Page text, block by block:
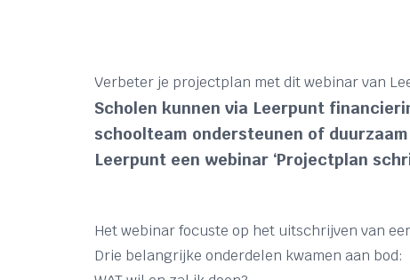
Verbeter je projectplan met dit webinar van
Scholen kunnen via Leerpunt
schoolteam ondersteunen of
Leerpunt een webinar ‘Projectplan
Het webinar focuste op het uitschrijven van
Drie belangrijke onderdelen kwamen aan bod: